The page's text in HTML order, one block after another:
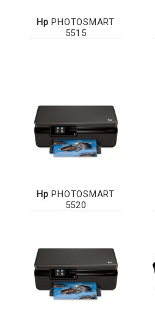
Hp PHOTOSMART
5515
Hp PHOTOSMART
5520